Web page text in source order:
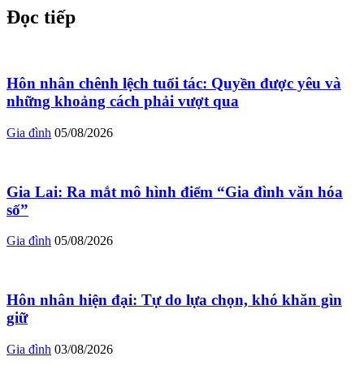
Đọc tiếp
Hôn nhân chênh lệch tuổi tác: Quyền được yêu và
những khoảng cách phải vượt qua
Gia đình 05/08/2026
Gia Lai: Ra mắt mô hình điểm “Gia đình văn hóa
số”
Gia đình 05/08/2026
Hôn nhân hiện đại: Tự do lựa chọn, khó khăn gìn
giữ
Gia đình 03/08/2026